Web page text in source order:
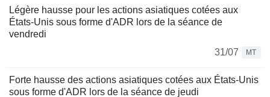
Légère hausse pour les actions asiatiques cotées aux
États-Unis sous forme d'ADR lors de la séance de
vendredi
31/07
MT
Forte hausse des actions asiatiques cotées aux États-Unis
sous forme d'ADR lors de la séance de jeudi